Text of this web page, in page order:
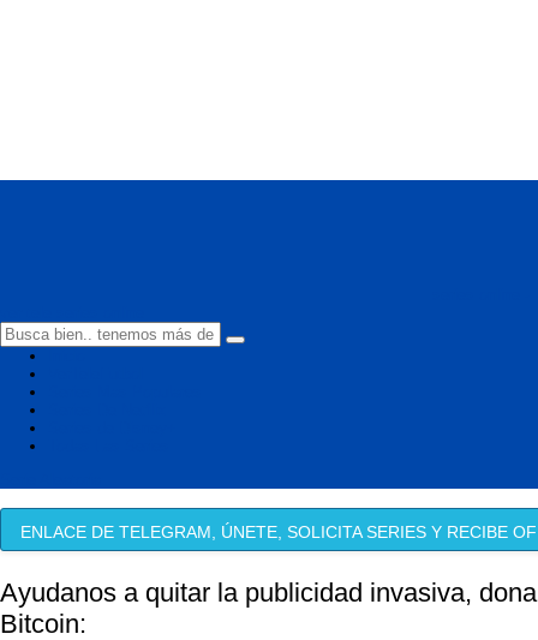
ENLACE DE TELEGRAM, ÚNETE, SOLICITA SERIES Y RECIBE
Ayudanos a quitar la publicidad invasiva, dona
Bitcoin: